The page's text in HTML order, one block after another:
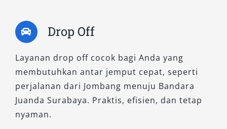
3. Hiace Commuter
Jika Anda membutuhkan armada dengan
kapasitas lebih besar namun tetap ramah di
kantong, maka Hiace Commuter adalah pilihan
tepat. Mobil ini dirancang untuk
mengakomodasi mobil keluarga besar maupun
rombongan dalam jumlah banyak dengan tetap
Drop Off
Layanan drop off cocok bagi Anda yang
membutuhkan antar jemput cepat, seperti
perjalanan dari Jombang menuju Bandara
Juanda Surabaya. Praktis, efisien, dan tetap
nyaman.